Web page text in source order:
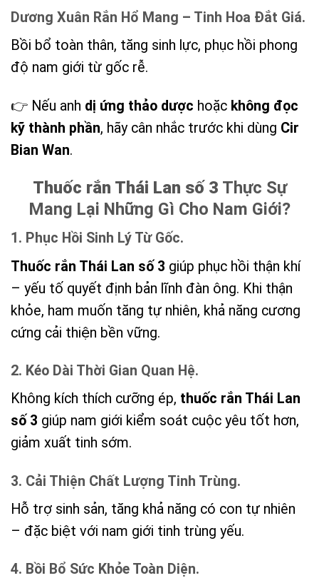
Dương Xuân Rắn Hổ Mang – Tinh Hoa Đắt Giá.
Bồi bổ toàn thân, tăng sinh lực, phục hồi phong
độ nam giới từ gốc rễ.
👉 Nếu anh dị ứng thảo dược hoặc không đọc
kỹ thành phần, hãy cân nhắc trước khi dùng Cir
Bian Wan.
Thuốc rắn Thái Lan số 3 Thực Sự
Mang Lại Những Gì Cho Nam Giới?
1. Phục Hồi Sinh Lý Từ Gốc.
Thuốc rắn Thái Lan số 3 giúp phục hồi thận khí
– yếu tố quyết định bản lĩnh đàn ông. Khi thận
khỏe, ham muốn tăng tự nhiên, khả năng cương
cứng cải thiện bền vững.
2. Kéo Dài Thời Gian Quan Hệ.
Không kích thích cưỡng ép, thuốc rắn Thái Lan
số 3 giúp nam giới kiểm soát cuộc yêu tốt hơn,
giảm xuất tinh sớm.
3. Cải Thiện Chất Lượng Tinh Trùng.
Hỗ trợ sinh sản, tăng khả năng có con tự nhiên
– đặc biệt với nam giới tinh trùng yếu.
4. Bồi Bổ Sức Khỏe Toàn Diện.